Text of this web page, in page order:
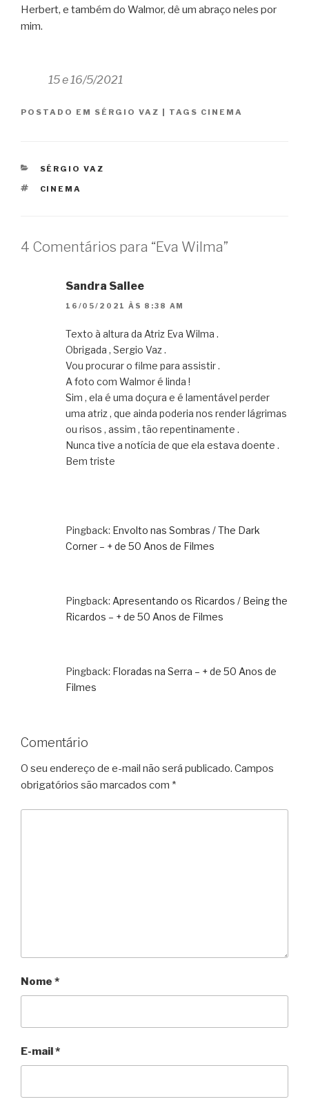
Herbert, e também do Walmor, dê um abraço neles por
mim.
15 e 16/5/2021
POSTADO EM SÉRGIO VAZ TAGS CINEMA
CATEGORIAS
SÉRGIO VAZ
TAGS
CINEMA
4 Comentários para “Eva Wilma”
Sandra Sallee
16/05/2021 ÀS 8:38 AM
Texto à altura da Atriz Eva Wilma .
Obrigada , Sergio Vaz .
Vou procurar o filme para assistir .
A foto com Walmor é linda !
Sim , ela é uma doçura e é lamentável perder
uma atriz , que ainda poderia nos render lágrimas
ou risos , assim , tão repentinamente .
Nunca tive a notícia de que ela estava doente .
Bem triste
Pingback: Envolto nas Sombras / The Dark
Corner – + de 50 Anos de Filmes
Pingback: Apresentando os Ricardos / Being the
Ricardos – + de 50 Anos de Filmes
Pingback: Floradas na Serra – + de 50 Anos de
Filmes
Comentário
O seu endereço de e-mail não será publicado. Campos
obrigatórios são marcados com *
Nome *
E-mail*